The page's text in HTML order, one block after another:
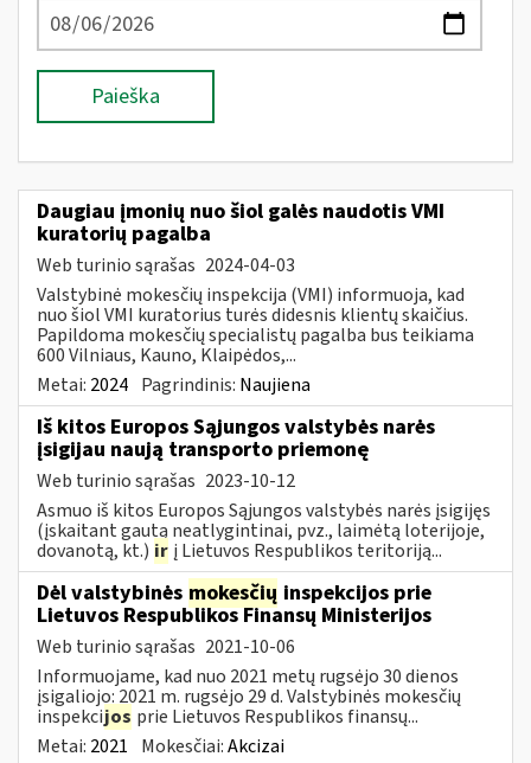
Paieška
Daugiau įmonių nuo šiol galės naudotis VMI
kuratorių pagalba
Web turinio sąrašas 2024-04-03
Valstybinė mokesčių inspekcija (VMI) informuoja, kad
nuo šiol VMI kuratorius turės didesnis klientų skaičius.
Papildoma mokesčių specialistų pagalba bus teikiama
600 Vilniaus, Kauno, Klaipėdos,...
Metai: 2024 Pagrindinis: Naujiena
Iš kitos Europos Sąjungos valstybės narės
įsigijau naują transporto priemonę
Web turinio sąrašas 2023-10-12
Asmuo iš kitos Europos Sąjungos valstybės narės įsigijęs
(įskaitant gautą neatlygintinai, pvz., laimėtą loterijoje,
dovanotą, kt.) ir į Lietuvos Respublikos teritoriją...
Dėl valstybinės mokesčių inspekcijos prie
Lietuvos Respublikos Finansų Ministerijos
Web turinio sąrašas 2021-10-06
Informuojame, kad nuo 2021 metų rugsėjo 30 dienos
įsigaliojo: 2021 m. rugsėjo 29 d. Valstybinės mokesčių
inspekcijos prie Lietuvos Respublikos finansų...
Metai: 2021 Mokesčiai:Akcizai